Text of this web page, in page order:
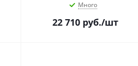
Много
22 710 руб./шт